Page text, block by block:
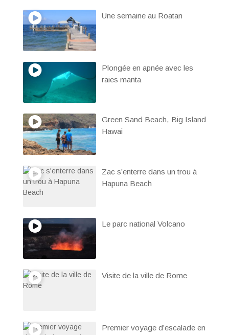
Une semaine au Roatan
Plongée en apnée avec les
raies manta
Green Sand Beach, Big Island
Hawai
Zac s’enterre dans un trou à
Hapuna Beach
Le parc national Volcano
Visite de la ville de Rome
Premier voyage d’escalade en